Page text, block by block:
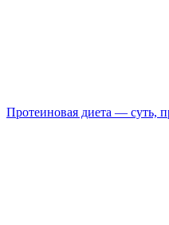
Протеиновая диета — суть,